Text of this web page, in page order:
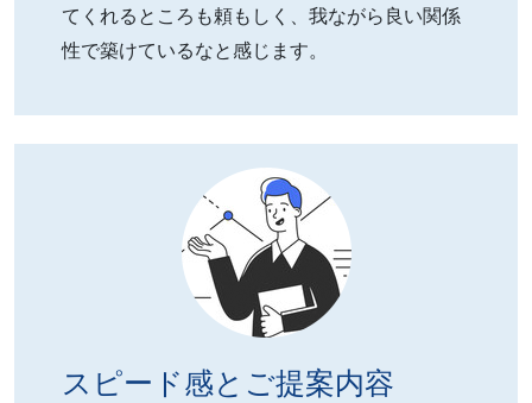
てくれるところも頼もしく、我ながら良い関係
性で築けているなと感じます。
スピード感とご提案内容